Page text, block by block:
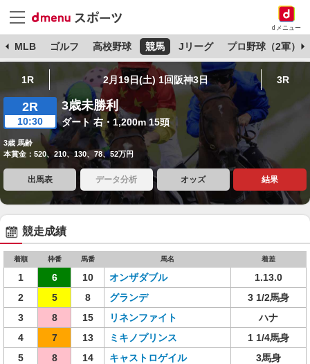
dメニュー
MLB ゴルフ 高校野球 競馬 Jリーグ プロ野球（2軍）
1R 2月19日(土) 1回阪神3日 3R
2R
10:30
3歳未勝利
ダート 右・1,200m 15頭
3歳 馬齢
本賞金：520、210、130、78、52万円
出馬表 データ分析 オッズ 結果
競走成績
着順 枠番 馬番 馬名 着差
1 6 10 オンザダブル
1.13.0
2
5 8 グランデ
3 1/2馬身
3
8 15 リネンファイト
ハナ
4
7 13 ミキノプリンス
1 1/4馬身
5
8 14 キャストロゲイル
3馬身